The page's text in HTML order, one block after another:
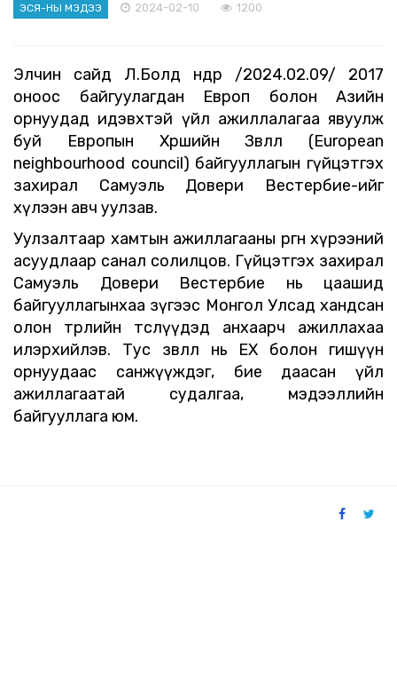
ЭСЯ-НЫ МЭДЭЭ 2024-02-10 1200
Элчин сайд Л.Болд өнөөдөр /2024.02.09/ 2017
оноос байгуулагдан Европ болон Азийн
орнуудад идэвхтэй үйл ажиллалагаа явуулж
буй Европын Хөршийн Зөвлөл (European
neighbourhood council) байгууллагын гүйцэтгэх
захирал Самуэль Довери Вестербие-ийг
хүлээн авч уулзав.
Уулзалтаар хамтын ажиллагааны өргөн хүрээний
асуудлаар санал солилцов. Гүйцэтгэх захирал
Самуэль Довери Вестербие нь цаашид
байгууллагынхаа зүгээс Монгол Улсад хандсан
олон төрлийн төслүүдэд анхаарч ажиллахаа
илэрхийлэв. Тус зөвлөл нь ЕХ болон гишүүн
орнуудаас санжүүждэг, бие даасан үйл
ажиллагаатай судалгаа, мэдээллийн
байгууллага юм.